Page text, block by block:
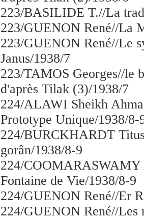
223/BASILIDE T.//La
223/GUENON René//La
223/GUENON René//Le
Janus/1938/7
223/TAMOS Georges//le
d'après Tilak (3)/1938/7
224/ALAWI Sheikh
Prototype Unique/1938/8-
224/BURCKHARDT
gorân/1938/8-9
224/
Fontaine de Vie/1938/8-9
224/GUENON René//Er
224/GUENON René//Les